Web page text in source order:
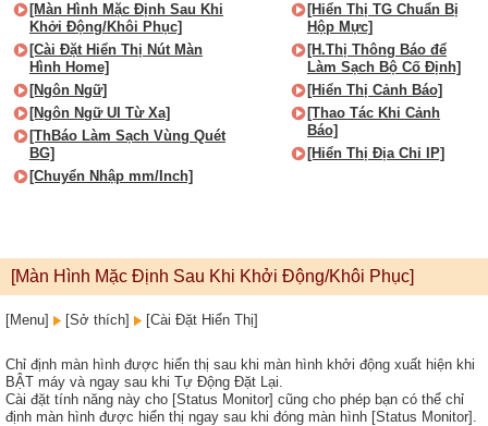
[Màn Hình Mặc Định Sau Khi
Khởi Động/Khôi Phục]
[Cài Đặt Hiển Thị Nút Màn
Hình Home]
[Ngôn Ngữ]
[Ngôn Ngữ UI Từ Xa]
[ThBáo Làm Sạch Vùng Quét
BG]
[Chuyển Nhập mm/Inch]
[Hiển Thị TG Chuẩn Bị
Hộp Mực]
[H.Thị Thông Báo để
Làm Sạch Bộ Cố Định]
[Hiển Thị Cảnh Báo]
[Thao Tác Khi Cảnh
Báo]
[Hiển Thị Địa Chỉ IP]
[Màn Hình Mặc Định Sau Khi Khởi Động/Khôi Phục]
[Menu] [Sở thích] [Cài Đặt Hiển Thị]
Chỉ định màn hình được hiển thị sau khi màn hình khởi động xuất hiện khi
BẬT máy và ngay sau khi Tự Động Đặt Lại.
Cài đặt tính năng này cho [Status Monitor] cũng cho phép bạn có thể chỉ
định màn hình được hiển thị ngay sau khi đóng màn hình [Status Monitor].